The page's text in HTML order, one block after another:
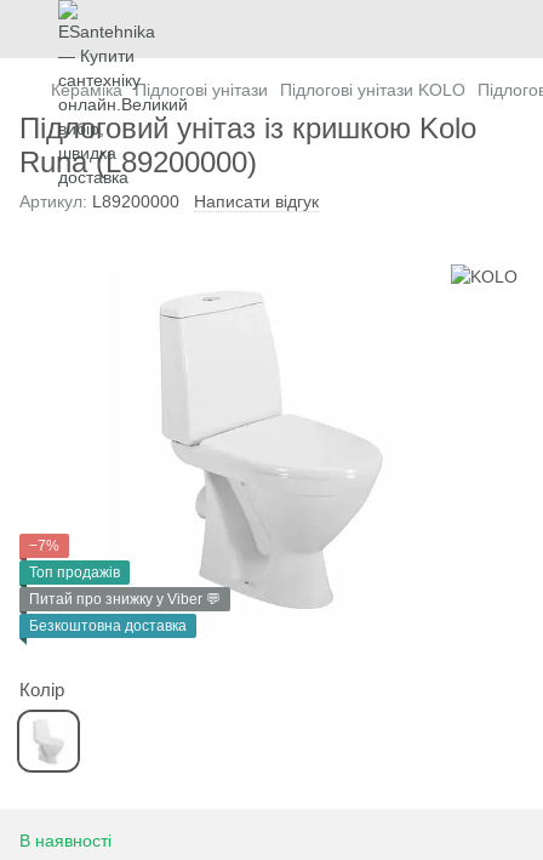
Кераміка Підлогові унітази Підлогові унітази KOLO
Підлоговий унітаз із кришкою Kolo
Runa (L89200000)
Артикул: L89200000 Написати відгук
−7%
Топ продажів
Питай про знижку у Viber 💬
Безкоштовна доставка
Колір
В наявності